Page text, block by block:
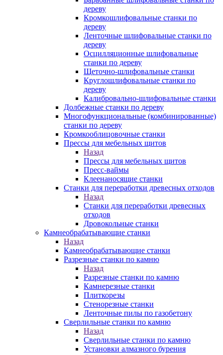
дереву
Кромкошлифовальные станки по
дереву
Ленточные шлифовальные станки по
дереву
Осцилляционные шлифовальные
станки по дереву
Щеточно-шлифовальные станки
Круглошлифовальные станки по
дереву
Калибровально-шлифовальные станки
Долбежные станки по дереву
Многофункциональные (комбинированные)
станки по дереву
Кромкооблицовочные станки
Прессы для мебельных щитов
Назад
Прессы для мебельных щитов
Пресс-ваймы
Клеенаносящие станки
Станки для переработки древесных отходов
Назад
Станки для переработки древесных
отходов
Дровокольные станки
Камнеобрабатывающие станки
Назад
Камнеобрабатывающие станки
Разрезные станки по камню
Назад
Разрезные станки по камню
Камнерезные станки
Плиткорезы
Стенорезные станки
Ленточные пилы по газобетону
Сверлильные станки по камню
Назад
Сверлильные станки по камню
Установки алмазного бурения